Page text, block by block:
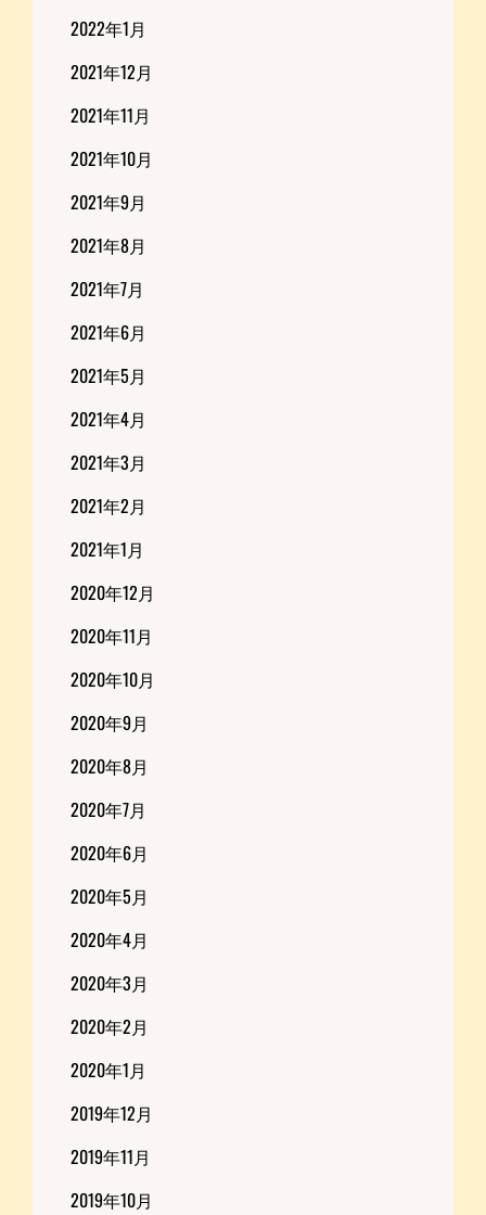
2022年1月
2021年12月
2021年11月
2021年10月
2021年9月
2021年8月
2021年7月
2021年6月
2021年5月
2021年4月
2021年3月
2021年2月
2021年1月
2020年12月
2020年11月
2020年10月
2020年9月
2020年8月
2020年7月
2020年6月
2020年5月
2020年4月
2020年3月
2020年2月
2020年1月
2019年12月
2019年11月
2019年10月